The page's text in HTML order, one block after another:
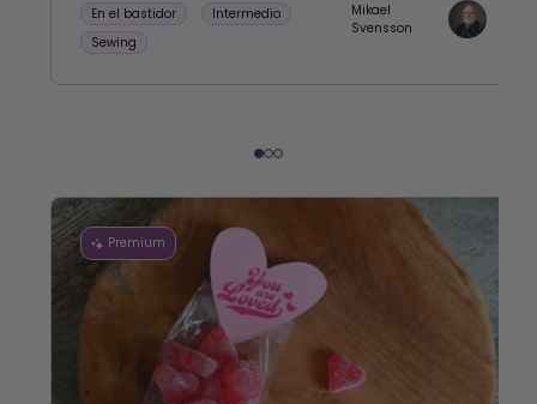
En el bastidor
Intermedio
Sewing
Mikael
Svensson
Premium